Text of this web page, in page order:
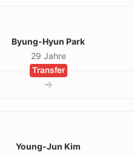
Byung-Hyun Park
29 Jahre
Transfer
Young-Jun Kim